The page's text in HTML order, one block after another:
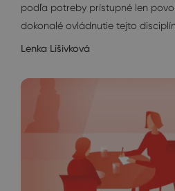
podľa potreby prístupné len
dokonalé ovládnutie tejto
Lenka Lišivková